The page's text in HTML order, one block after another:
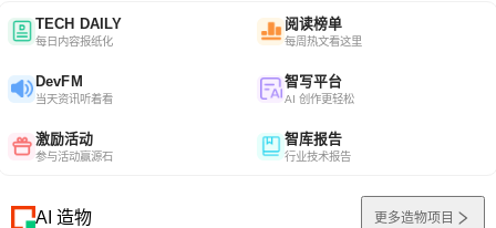
TECH DAILY
每日内容报纸化
阅读榜单
每周热文看这里
DevFM
当天资讯听着看
智写平台
AI 创作更轻松
激励活动
参与活动赢源石
智库报告
行业技术报告
AI 造物 更多造物项目